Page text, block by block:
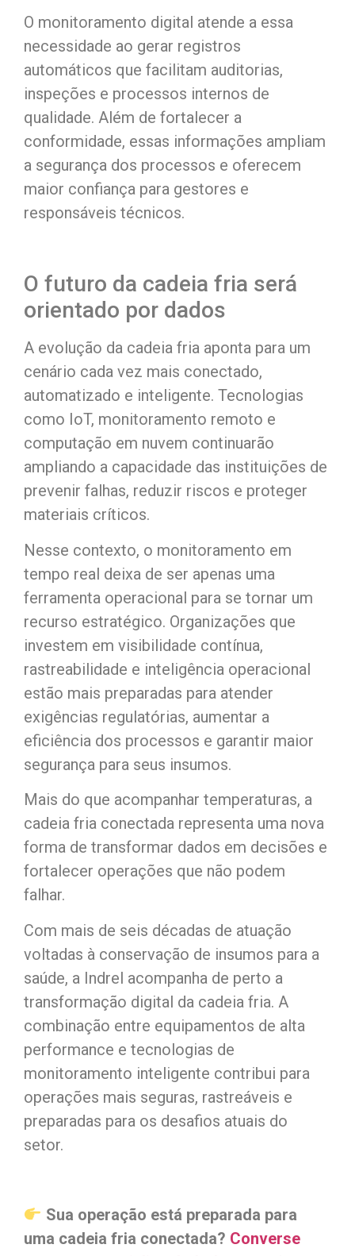
O monitoramento digital atende a essa
necessidade ao gerar registros
automáticos que facilitam auditorias,
inspeções e processos internos de
qualidade. Além de fortalecer a
conformidade, essas informações ampliam
a segurança dos processos e oferecem
maior confiança para gestores e
responsáveis técnicos.
O futuro da cadeia fria será
orientado por dados
A evolução da cadeia fria aponta para um
cenário cada vez mais conectado,
automatizado e inteligente. Tecnologias
como IoT, monitoramento remoto e
computação em nuvem continuarão
ampliando a capacidade das instituições de
prevenir falhas, reduzir riscos e proteger
materiais críticos.
Nesse contexto, o monitoramento em
tempo real deixa de ser apenas uma
ferramenta operacional para se tornar um
recurso estratégico. Organizações que
investem em visibilidade contínua,
rastreabilidade e inteligência operacional
estão mais preparadas para atender
exigências regulatórias, aumentar a
eficiência dos processos e garantir maior
segurança para seus insumos.
Mais do que acompanhar temperaturas, a
cadeia fria conectada representa uma nova
forma de transformar dados em decisões e
fortalecer operações que não podem
falhar.
Com mais de seis décadas de atuação
voltadas à conservação de insumos para a
saúde, a Indrel acompanha de perto a
transformação digital da cadeia fria. A
combinação entre equipamentos de alta
performance e tecnologias de
monitoramento inteligente contribui para
operações mais seguras, rastreáveis e
preparadas para os desafios atuais do
setor.
Sua operação está preparada para
uma cadeia fria conectada? Converse